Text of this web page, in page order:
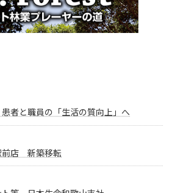
者と職員の「生活の質向上」へ
前店 新築移転